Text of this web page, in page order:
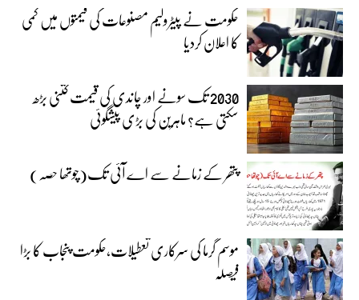
حکومت نے پیٹرولیم مصنوعات کی قیمتوں میں کمی
کا اعلان کردیا
2030 تک سونے اور چاندی کی قیمت کتنی بڑھ
سکتی ہے؟ ماہرین کی بڑی پیشگوئی
پتھر کے زمانے سے اے آئی تک(چوتھا حصہ)
موسم گرما کی سرکاری تعطیلات،حکومت پنجاب کا بڑا
فیصلہ